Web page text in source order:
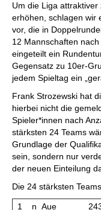
Um die Liga
erhöhen, schlagen wir
vor, die in
12 Mannschaften
eingeteilt ein
Gegensatz zu 10er-
jedem Spieltag ein
Frank Strozewski hat
hierbei nicht die
Spieler*innen nach
stärksten 24 Teams
Grundlage der
sein, sondern nur
der neuen Einteilung
Die 24 stärksten
1 n Aue